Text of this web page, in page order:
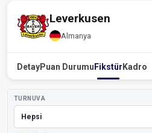
Leverkusen
Almanya
DetayPuan Durumu Fikstür Kadro
TURNUVA